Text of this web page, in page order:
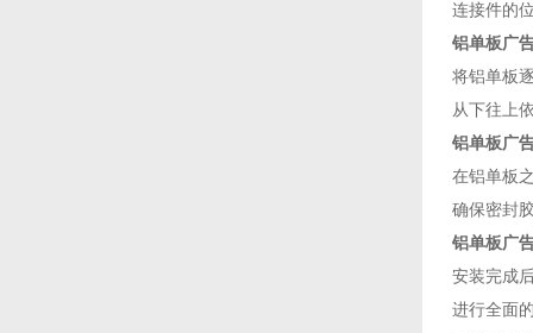
连接件的位
铝单板广
将铝单板逐
从下往上依
铝单板广
在铝单板之
确保密封胶
铝单板广
安装完成后
进行全面的